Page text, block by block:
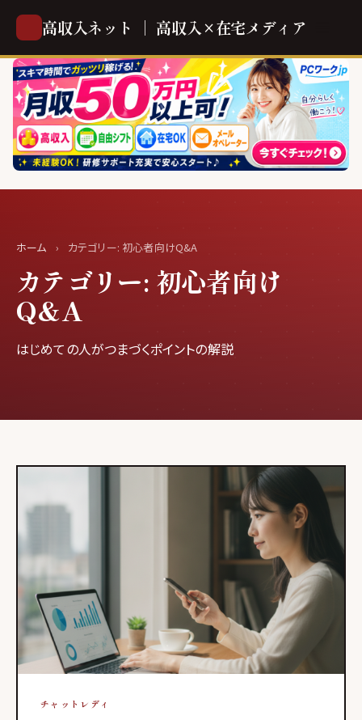
高収入ネット ｜ 高収入×在宅メディア
ホーム › カテゴリー: 初心者向けQ&A
カテゴリー: 初心者向け
Q&A
はじめての人がつまづくポイントの解説
チャットレディ